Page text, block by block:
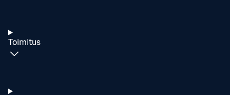
Toimitus